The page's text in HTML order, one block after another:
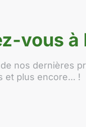
vous
nos dernières
et plus encore... !